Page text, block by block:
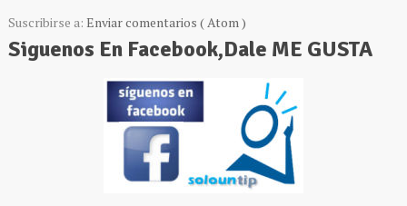
Suscribirse a: Enviar comentarios ( Atom )
Siguenos En Facebook,Dale ME GUSTA